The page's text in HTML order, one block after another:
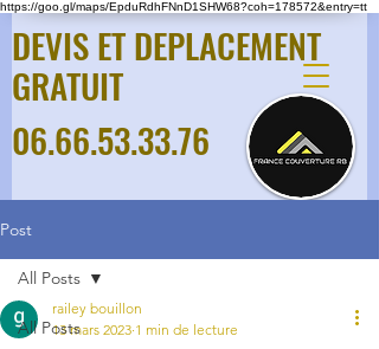
https://goo.gl/maps/EpduRdhFNnD1SHW68?coh=178572&entry=tt
DEVIS ET DEPLACEMENT
GRATUIT
06.66.53.33.76
Post
All Posts
All Posts
railey bouillon
13 mars 2023 1 min de lecture